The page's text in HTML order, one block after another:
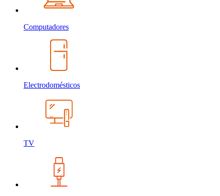
Computadores
Electrodomésticos
TV